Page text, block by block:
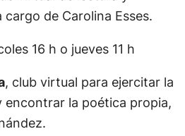
de Carolina Esses.
16 h o jueves 11 h
, club virtual para ejercitar la
encontrar la poética propia,